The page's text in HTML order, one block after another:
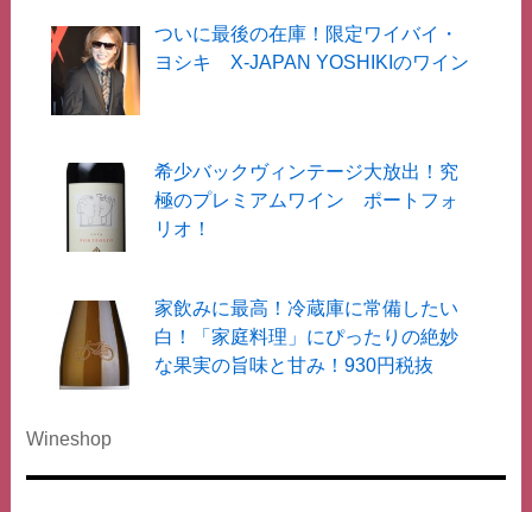
ついに最後の在庫！限定ワイバイ・
ヨシキ X-JAPAN YOSHIKIのワイン
希少バックヴィンテージ大放出！究
極のプレミアムワイン ポートフォ
リオ！
家飲みに最高！冷蔵庫に常備したい
白！「家庭料理」にぴったりの絶妙
な果実の旨味と甘み！930円税抜
Wineshop